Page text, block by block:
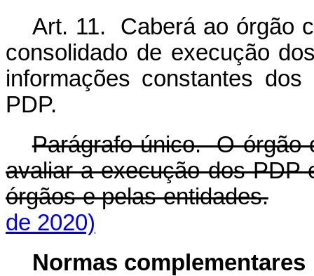
Art. 11. Caberá ao órgão
consolidado de execução
informações constantes
PDP.
Parágrafo único. O órgão
avaliar a execução dos PDP
órgãos e pelas entidades.
de 2020)
Normas complementares